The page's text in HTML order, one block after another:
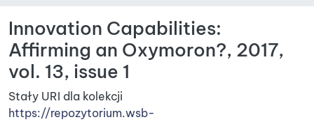
Innovation Capabilities:
Affirming an Oxymoron?, 2017,
vol. 13, issue 1
Stały URI dla kolekcji
https://repozytorium.wsb-